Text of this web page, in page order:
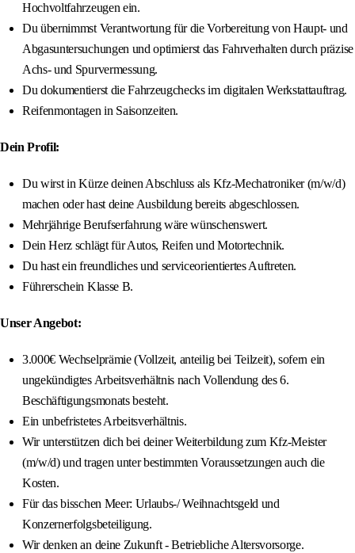
Hochvoltfahrzeugen ein.
Du übernimmst Verantwortung für die Vorbereitung von Haupt- und
Abgasuntersuchungen und optimierst das Fahrverhalten durch präzise
Achs- und Spurvermessung.
Du dokumentierst die Fahrzeugchecks im digitalen Werkstattauftrag.
Reifenmontagen in Saisonzeiten.
Dein Profil:
Du wirst in Kürze deinen Abschluss als Kfz-Mechatroniker (m/w/d)
machen oder hast deine Ausbildung bereits abgeschlossen.
Mehrjährige Berufserfahrung wäre wünschenswert.
Dein Herz schlägt für Autos, Reifen und Motortechnik.
Du hast ein freundliches und serviceorientiertes Auftreten.
Führerschein Klasse B.
Unser Angebot:
3.000€ Wechselprämie (Vollzeit, anteilig bei Teilzeit), sofern ein
ungekündigtes Arbeitsverhältnis nach Vollendung des 6.
Beschäftigungsmonats besteht.
Ein unbefristetes Arbeitsverhältnis.
Wir unterstützen dich bei deiner Weiterbildung zum Kfz-Meister
(m/w/d) und tragen unter bestimmten Voraussetzungen auch die
Kosten.
Für das bisschen Meer: Urlaubs-/ Weihnachtsgeld und
Konzernerfolgsbeteiligung.
Wir denken an deine Zukunft - Betriebliche Altersvorsorge.